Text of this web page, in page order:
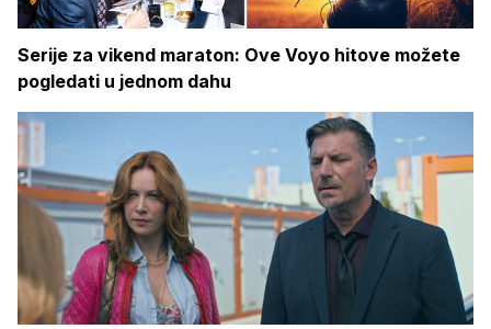
Serije za vikend maraton: Ove Voyo hitove možete
pogledati u jednom dahu